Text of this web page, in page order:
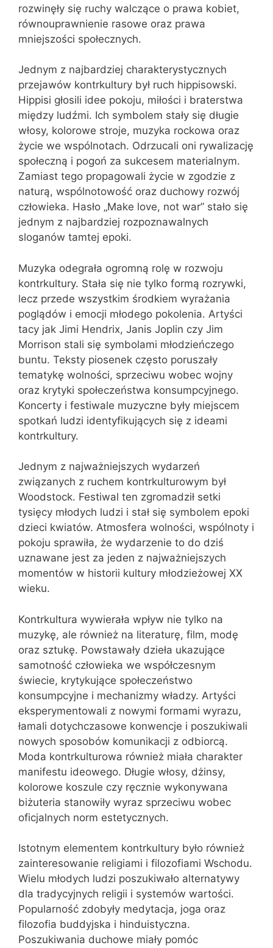
rozwinęły się ruchy walczące o prawa kobiet,
równouprawnienie rasowe oraz prawa
mniejszości społecznych.
Jednym z najbardziej charakterystycznych
przejawów kontrkultury był ruch hippisowski.
Hippisi głosili idee pokoju, miłości i braterstwa
między ludźmi. Ich symbolem stały się długie
włosy, kolorowe stroje, muzyka rockowa oraz
życie we wspólnotach. Odrzucali oni rywalizację
społeczną i pogoń za sukcesem materialnym.
Zamiast tego propagowali życie w zgodzie z
naturą, wspólnotowość oraz duchowy rozwój
człowieka. Hasło „Make love, not war” stało się
jednym z najbardziej rozpoznawalnych
sloganów tamtej epoki.
Muzyka odegrała ogromną rolę w rozwoju
kontrkultury. Stała się nie tylko formą rozrywki,
lecz przede wszystkim środkiem wyrażania
poglądów i emocji młodego pokolenia. Artyści
tacy jak Jimi Hendrix, Janis Joplin czy Jim
Morrison stali się symbolami młodzieńczego
buntu. Teksty piosenek często poruszały
tematykę wolności, sprzeciwu wobec wojny
oraz krytyki społeczeństwa konsumpcyjnego.
Koncerty i festiwale muzyczne były miejscem
spotkań ludzi identyfikujących się z ideami
kontrkultury.
Jednym z najważniejszych wydarzeń
związanych z ruchem kontrkulturowym był
Woodstock. Festiwal ten zgromadził setki
tysięcy młodych ludzi i stał się symbolem epoki
dzieci kwiatów. Atmosfera wolności, wspólnoty i
pokoju sprawiła, że wydarzenie to do dziś
uznawane jest za jeden z najważniejszych
momentów w historii kultury młodzieżowej XX
wieku.
Kontrkultura wywierała wpływ nie tylko na
muzykę, ale również na literaturę, film, modę
oraz sztukę. Powstawały dzieła ukazujące
samotność człowieka we współczesnym
świecie, krytykujące społeczeństwo
konsumpcyjne i mechanizmy władzy. Artyści
eksperymentowali z nowymi formami wyrazu,
łamali dotychczasowe konwencje i poszukiwali
nowych sposobów komunikacji z odbiorcą.
Moda kontrkulturowa również miała charakter
manifestu ideowego. Długie włosy, dżinsy,
kolorowe koszule czy ręcznie wykonywana
biżuteria stanowiły wyraz sprzeciwu wobec
oficjalnych norm estetycznych.
Istotnym elementem kontrkultury było również
zainteresowanie religiami i filozofiami Wschodu.
Wielu młodych ludzi poszukiwało alternatywy
dla tradycyjnych religii i systemów wartości.
Popularność zdobyły medytacja, joga oraz
filozofia buddyjska i hinduistyczna.
Poszukiwania duchowe miały pomóc